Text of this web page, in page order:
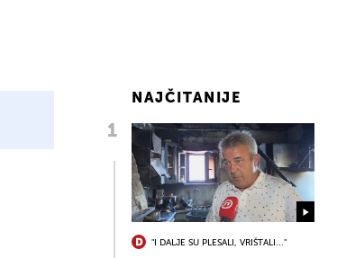
NAJČITANIJE
"I DALJE SU PLESALI, VRIŠTALI..."